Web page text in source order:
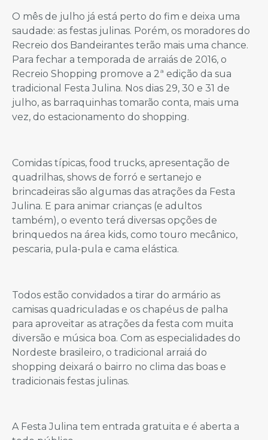
O mês de julho já está perto do fim e deixa uma
saudade: as festas julinas. Porém, os moradores do
Recreio dos Bandeirantes terão mais uma chance.
Para fechar a temporada de arraiás de 2016, o
Recreio Shopping promove a 2ª edição da sua
tradicional Festa Julina. Nos dias 29, 30 e 31 de
julho, as barraquinhas tomarão conta, mais uma
vez, do estacionamento do shopping.
Comidas típicas, food trucks, apresentação de
quadrilhas, shows de forró e sertanejo e
brincadeiras são algumas das atrações da Festa
Julina. E para animar crianças (e adultos
também), o evento terá diversas opções de
brinquedos na área kids, como touro mecânico,
pescaria, pula-pula e cama elástica.
Todos estão convidados a tirar do armário as
camisas quadriculadas e os chapéus de palha
para aproveitar as atrações da festa com muita
diversão e música boa. Com as especialidades do
Nordeste brasileiro, o tradicional arraiá do
shopping deixará o bairro no clima das boas e
tradicionais festas julinas.
A Festa Julina tem entrada gratuita e é aberta a